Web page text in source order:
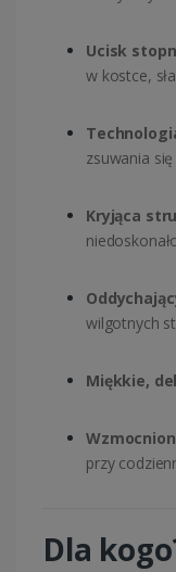
Ucisk
w kostce,
zsuwania się
Kryjąca
wilgotnych
Miękkie,
przy
Dla